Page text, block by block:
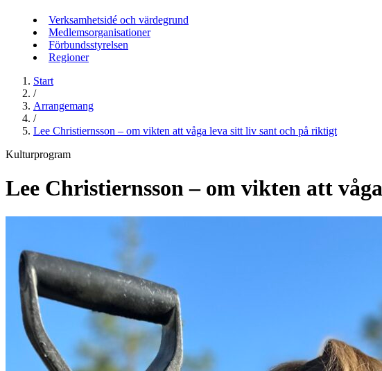
Verksamhetsidé och värdegrund
Medlemsorganisationer
Förbundsstyrelsen
Regioner
Start
/
Arrangemang
/
Lee Christiernsson – om vikten att våga leva sitt liv sant och på riktigt
Kulturprogram
Lee Christiernsson – om vikten att